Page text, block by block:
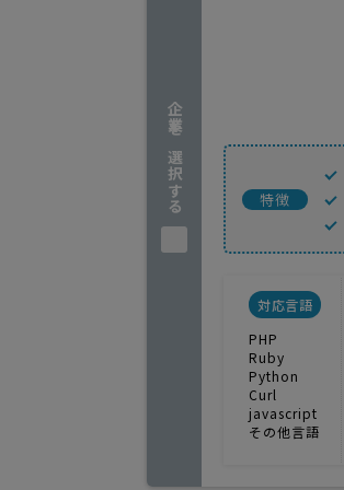
企業を選択する 特徴
対応言語
PHP
Ruby
Python
Curl
javascript
その他言語